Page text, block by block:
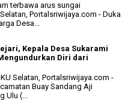
terbawa arus sungai
Portalsriwijaya.com - Duka
Desa...
Kepala Desa Sukarami
Diri dari
Selatan, Portalsriwijaya.com -
Buay Sandang Aji
(...